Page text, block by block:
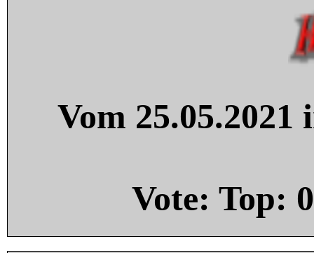
Vom
Vote: Top: 0